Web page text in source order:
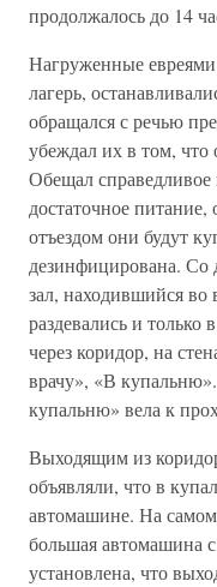
продолжалось до 14
Нагруженные
лагерь,
обращался с речью
убеждал их в том, что
Обещал
достаточное
отъездом они будут
дезинфицирована. Со
зал, находившийся во
раздевались и только
через коридор, на
врачу», «В
купальню» вела к
Выходящим из
объявляли, что в
автомашине. На самом
большая автомашина
установлена, что